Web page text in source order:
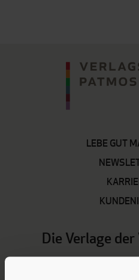
LEBE GUT
Die Verlage